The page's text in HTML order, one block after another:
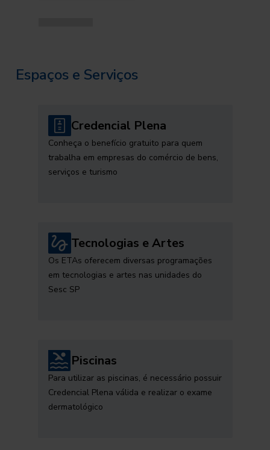
Espaços e Serviços
Credencial Plena
Conheça o benefício gratuito para quem
trabalha em empresas do comércio de bens,
serviços e turismo
Tecnologias e Artes
Os ETAs oferecem diversas programações
em tecnologias e artes nas unidades do
Sesc SP
Piscinas
Para utilizar as piscinas, é necessário possuir
Credencial Plena válida e realizar o exame
dermatológico